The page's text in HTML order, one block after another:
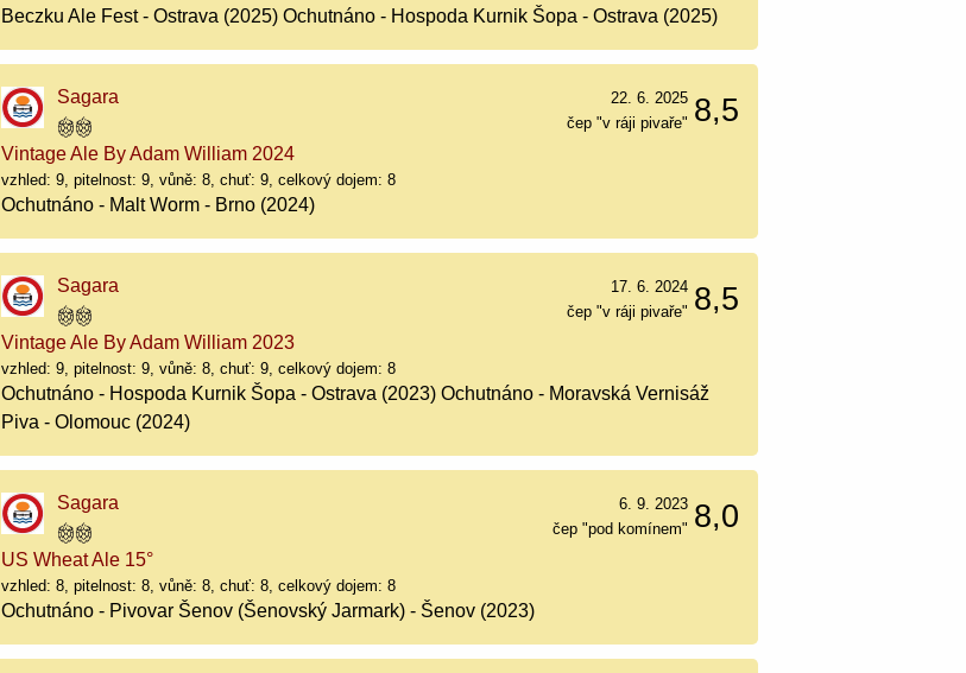
Beczku Ale Fest - Ostrava (2025) Ochutnáno - Hospoda Kurnik Šopa - Ostrava (2025)
Sagara 8,5
22. 6. 2025
čep "v ráji pivaře"
Vintage Ale By Adam William 2024
vzhled: 9, pitelnost: 9, vůně: 8, chuť: 9, celkový dojem: 8
Ochutnáno - Malt Worm - Brno (2024)
Sagara 8,5
17. 6. 2024
čep "v ráji pivaře"
Vintage Ale By Adam William 2023
vzhled: 9, pitelnost: 9, vůně: 8, chuť: 9, celkový dojem: 8
Ochutnáno - Hospoda Kurnik Šopa - Ostrava (2023) Ochutnáno - Moravská Vernisáž
Piva - Olomouc (2024)
Sagara 8,0
6. 9. 2023
čep "pod komínem"
US Wheat Ale 15°
vzhled: 8, pitelnost: 8, vůně: 8, chuť: 8, celkový dojem: 8
Ochutnáno - Pivovar Šenov (Šenovský Jarmark) - Šenov (2023)